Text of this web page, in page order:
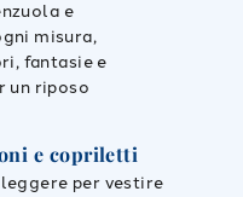
e
misura,
fantasie e
un riposo
e copriletti
per vestire